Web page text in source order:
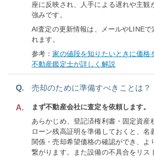
座に反映され、人手による遅れや主観
強みです。
AI査定の更新情報は、メールやLINEで
れます。
参考：家の値段を知りたいときに価格
不動産鑑定士が詳しく解説
Q. 売却のために準備すべきことは？
A.
まず不動産会社に査定を依頼します。
あらかじめ、登記済権利書・固定資産
ローン残高証明を準備しておくと、名
関係・売却希望価格の確認ができ、よ
繋がります。また設備の不具合をリス